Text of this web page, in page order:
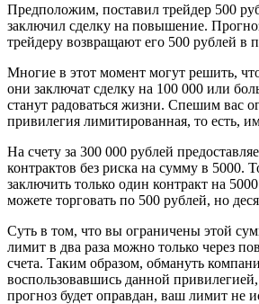
Предположим, поставил трейдер 500
заключил сделку на повышение.
трейдеру возвращают его 500 рублей в
Многие в этот момент могут решить,
они заключат сделку на 100 000 или
станут радоваться жизни. Спешим вас
привилегия лимитированная, то есть,
На счету за 300 000 рублей
контрактов без риска на сумму в 5000.
заключить только один контракт на
можете торговать по 500 рублей, но
Суть в том, что вы ограничены этой
лимит в два раза можно только через
счета. Таким образом, обмануть
воспользовавшись данной привилегией,
прогноз будет оправдан, ваш лимит не